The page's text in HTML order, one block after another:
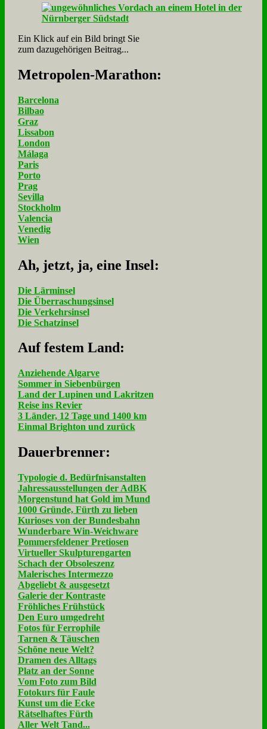
Ein Klick auf ein Bild bringt Sie
zum dazugehörigen Beitrag...
Me­tro­po­len-Ma­ra­thon:
Barcelona
Bilbao
Graz
Lissabon
London
Málaga
Paris
Porto
Prag
Sevilla
Stockholm
Valencia
Venedig
Wien
Ah, jetzt, ja, ei­ne In­sel:
Die Lärminsel
Die Überraschungsinsel
Die Verkehrsinsel
Die Schatzinsel
Auf fe­stem Land:
Anziehende Algarve
Sommer in Siebenbürgen
Land der Lupinen und Lakritzen
Reise ins Revier
3 Länder, 12 Tage und 1400 km
Einmal Brighton und zurück
Dau­er­bren­ner:
Typologie d. Bedürfnisanstalten
Jahressausstellungen der AdBK
Morgenstund hat Gold im Mund
1000 Gründe, Fürth zu lieben
Kurioses von der Bundesbahn
Wunderbare Win-Weichware
Pommersfeldener Pretiosen
Virtueller Skulpturengarten
Schach der Obsoleszenz
Malerisches Intermezzo
Abgeliebt & ausgesetzt
Galerie der Kontraste
Fröhliches Frühstück
Den Euro umgedreht
Fotos für Ferrophile
Tarnen & Täuschen
Schöne neue Welt?
Dramen des Alltags
Platz an der Sonne
Vom Foto zum Bild
Fotokurs für Faule
Kunst um die Ecke
Rätselhaftes Fürth
Aller Welt Tand...